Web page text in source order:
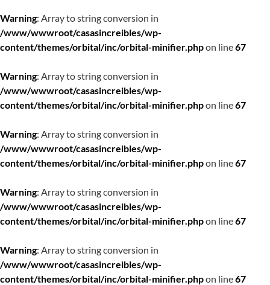
Warning: Array to string conversion in
/www/wwwroot/casasincreibles/wp-
content/themes/orbital/inc/orbital-minifier.phpon line67
Warning: Array to string conversion in
/www/wwwroot/casasincreibles/wp-
content/themes/orbital/inc/orbital-minifier.phpon line67
Warning: Array to string conversion in
/www/wwwroot/casasincreibles/wp-
content/themes/orbital/inc/orbital-minifier.phpon line67
Warning: Array to string conversion in
/www/wwwroot/casasincreibles/wp-
content/themes/orbital/inc/orbital-minifier.phpon line67
Warning: Array to string conversion in
/www/wwwroot/casasincreibles/wp-
content/themes/orbital/inc/orbital-minifier.phpon line67